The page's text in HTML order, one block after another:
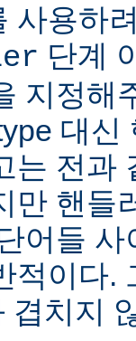
사용하
단계
지정해
대신
는 전과
만 핸들
어들
적이다.
겹치지